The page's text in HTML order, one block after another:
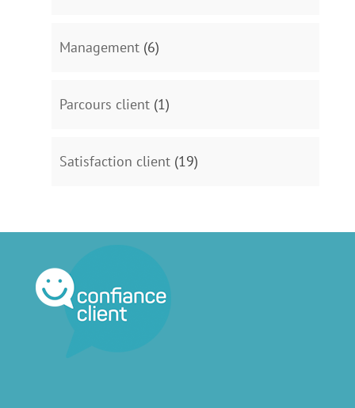
Management(6)
Parcours client(1)
Satisfaction client(19)